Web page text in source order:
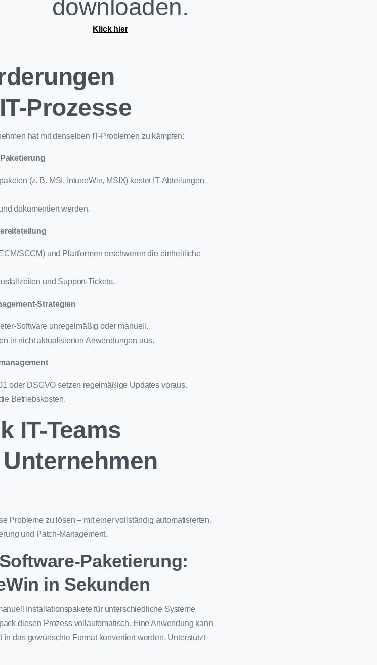
downloaden.
Klick hier
Prozesse
hat mit denselben IT-Problemen zu kämpfen:
(z. B. MSI, IntuneWin, MSIX) kostet IT-Abteilungen
dokumentiert werden.
SCCM) und Plattformen erschweren die einheitliche
und Support-Tickets.
Strategien
Software unregelmäßig oder manuell.
in nicht aktualisierten Anwendungen aus.
oder DSGVO setzen regelmäßige Updates voraus.
Betriebskosten.
IT-Teams
Probleme zu lösen – mit einer vollständig automatisierten,
und Patch-Management.
Paketierung:
in Sekunden
Installationspakete für unterschiedliche Systeme
diesen Prozess vollautomatisch. Eine Anwendung kann
in das gewünschte Format konvertiert werden. Unterstützt